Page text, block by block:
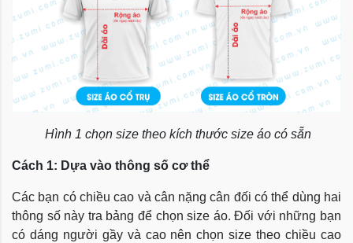
Hình 1 chọn size theo kích thước size áo có sẵn
Cách 1: Dựa vào thông số cơ thể
Các bạn có chiều cao và cân nặng cân đối có thể dùng hai
thông số này tra bảng để chọn size áo. Đối với những bạn
có dáng người gầy và cao nên chọn size theo chiều cao